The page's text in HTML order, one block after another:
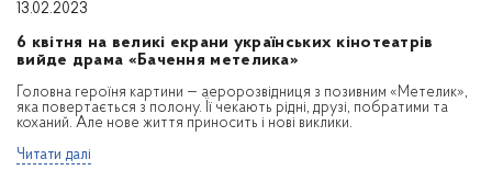
13.02.2023
6 квітня на великі екрани українських кінотеатрів
вийде драма «Бачення метелика»
Головна героїня картини — аеророзвідниця з позивним «Метелик»,
яка повертається з полону. Її чекають рідні, друзі, побратими та
коханий. Але нове життя приносить і нові виклики.
Читати далі